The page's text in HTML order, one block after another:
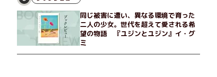
同じ被害に遭い、異なる環境で育った
二人の少女。世代を超えて愛される希
望の物語 『ユジンとユジン』イ・グ
ミ